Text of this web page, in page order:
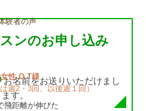
性 O.T様
週2・3回、以後週１回）
飛距離が伸びた
ンのお申し込み
名前をお送りいただけまし
す。